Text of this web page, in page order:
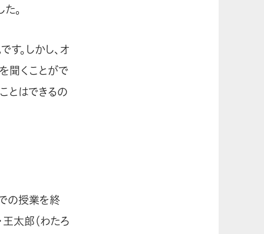
。
。しかし、オ
聞くことがで
とはできるの
の授業を終
太郎（わたろ